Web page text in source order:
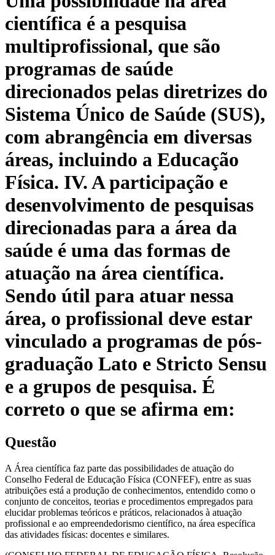
científica é a pesquisa
multiprofissional, que são
programas de saúde
direcionados pelas diretrizes do
Sistema Único de Saúde (SUS),
com abrangência em diversas
áreas, incluindo a Educação
Física. IV. A participação e
desenvolvimento de pesquisas
direcionadas para a área da
saúde é uma das formas de
atuação na área científica.
Sendo útil para atuar nessa
área, o profissional deve estar
vinculado a programas de pós-
graduação Lato e Stricto Sensu
e a grupos de pesquisa. É
correto o que se afirma em:
Questão
A Área científica faz parte das possibilidades de atuação do
Conselho Federal de Educação Física (CONFEF), entre as suas
atribuições está a produção de conhecimentos, entendido como o
conjunto de conceitos, teorias e procedimentos empregados para
elucidar problemas teóricos e práticos, relacionados à atuação
profissional e ao empreendedorismo científico, na área específica
das atividades físicas: docentes e similares.